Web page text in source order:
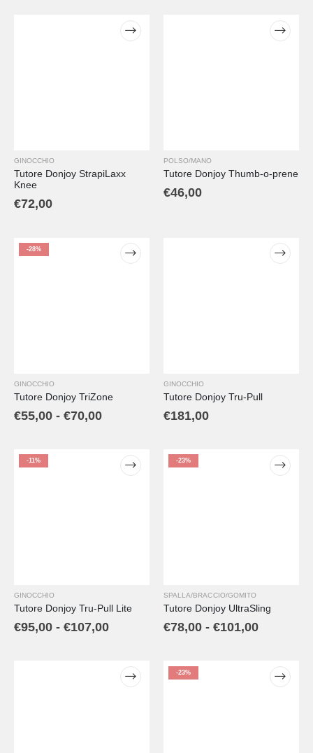
GINOCCHIO
Tutore Donjoy StrapiLaxx
Knee
€72,00
POLSO/MANO
Tutore Donjoy Thumb-o-prene
€46,00
-28%
GINOCCHIO
Tutore Donjoy TriZone
€55,00 - €70,00
GINOCCHIO
Tutore Donjoy Tru-Pull
€181,00
-11%
GINOCCHIO
Tutore Donjoy Tru-Pull Lite
€95,00 - €107,00
-23%
SPALLA/BRACCIO/GOMITO
Tutore Donjoy UltraSling
€78,00 - €101,00
-23%